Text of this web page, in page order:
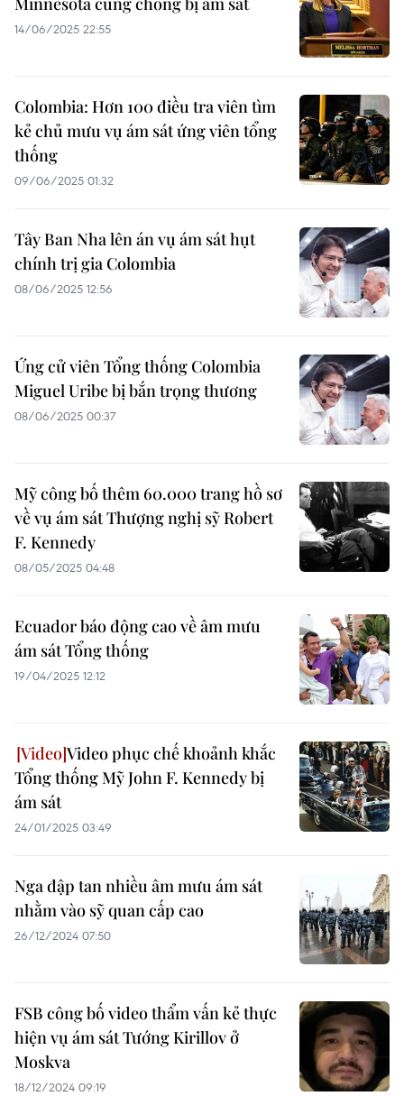
14/06/2025 22:55
Colombia: Hơn 100 điều tra viên tìm
kẻ chủ mưu vụ ám sát ứng viên tổng
thống
09/06/2025 01:32
Tây Ban Nha lên án vụ ám sát hụt
chính trị gia Colombia
08/06/2025 12:56
Ứng cử viên Tổng thống Colombia
Miguel Uribe bị bắn trọng thương
08/06/2025 00:37
Mỹ công bố thêm 60.000 trang hồ sơ
về vụ ám sát Thượng nghị sỹ Robert
F. Kennedy
08/05/2025 04:48
Ecuador báo động cao về âm mưu
ám sát Tổng thống
19/04/2025 12:12
Video phục chế khoảnh khắc
Tổng thống Mỹ John F. Kennedy bị
ám sát
24/01/2025 03:49
Nga đập tan nhiều âm mưu ám sát
nhằm vào sỹ quan cấp cao
26/12/2024 07:50
FSB công bố video thẩm vấn kẻ thực
hiện vụ ám sát Tướng Kirillov ở
Moskva
18/12/2024 09:19